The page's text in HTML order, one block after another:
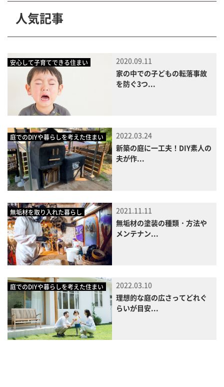
人気記事
安心して子育てできる住まい
2020.09.11
家の中での子どもの転落事故
を防ぐ3つ...
庭でのDIYや暮らしを考えた住まい
2022.03.24
新築の庭に一工夫！DIY素人の
夫が作...
無垢材を取り入れた暮らし
2021.11.11
無垢材の塗装の種類・方法や
メンテナン...
庭でのDIYや暮らしを考えた住まい
2022.03.10
理想的な庭の広さってどれぐ
らいが目安...